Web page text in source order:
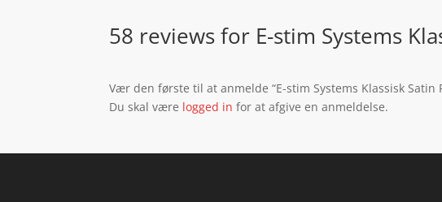
58 reviews for E-stim Systems
Vær den første til at anmelde “E-stim Systems Klassisk Satin
Du skal være logged in for at afgive en anmeldelse.